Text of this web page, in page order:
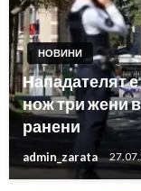
НОВИНИ
Нападателят
нож три жени
ранени
admin_zarata